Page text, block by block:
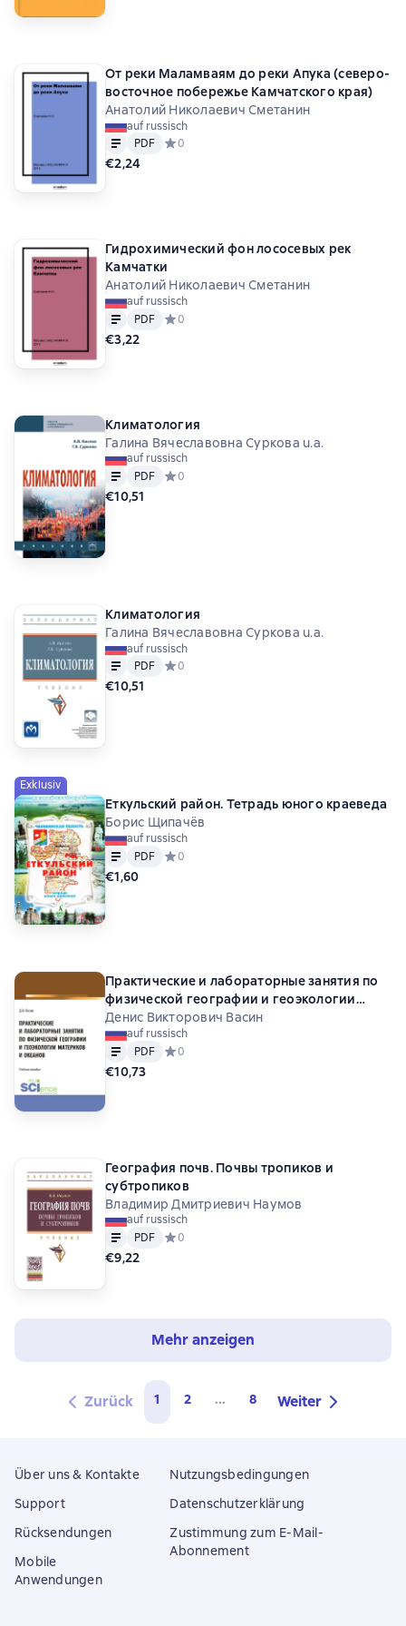
От реки Маламваям до реки Апука (северо-
восточное побережье Камчатского края)
Анатолий Николаевич Сметанин
auf russisch
Text
PDF
PDF Средний рейтинг 0 на основе 0 оценок
0
€2,24
Гидрохимический фон лососевых рек
Камчатки
Анатолий Николаевич Сметанин
auf russisch
Text
PDF
PDF Средний рейтинг 0 на основе 0 оценок
0
€3,22
Климатология
Галина Вячеславовна Суркова u.a.
auf russisch
Text
PDF
PDF Средний рейтинг 0 на основе 0 оценок
0
€10,51
Климатология
Галина Вячеславовна Суркова u.a.
auf russisch
Text
PDF
PDF Средний рейтинг 0 на основе 0 оценок
0
€10,51
Exklusiv
Еткульский район. Тетрадь юного краеведа
Борис Щипачёв
auf russisch
Text
PDF
PDF Средний рейтинг 0 на основе 0 оценок
0
€1,60
Практические и лабораторные занятия по
физической географии и геоэкологии
материков и океанов. (Бакалавриат).
Учебное пособие.
Денис Викторович Васин
auf russisch
Text
PDF
PDF Средний рейтинг 0 на основе 0 оценок
0
€10,73
География почв. Почвы тропиков и
субтропиков
Владимир Дмитриевич Наумов
auf russisch
Text
PDF
PDF Средний рейтинг 0 на основе 0 оценок
0
€9,22
Mehr anzeigen
Zurück 1 2 ... 8 Weiter
Über uns & Kontakte
Support
Rücksendungen
Mobile
Anwendungen
Nutzungsbedingungen
Datenschutzerklärung
Zustimmung zum E-Mail-
Abonnement